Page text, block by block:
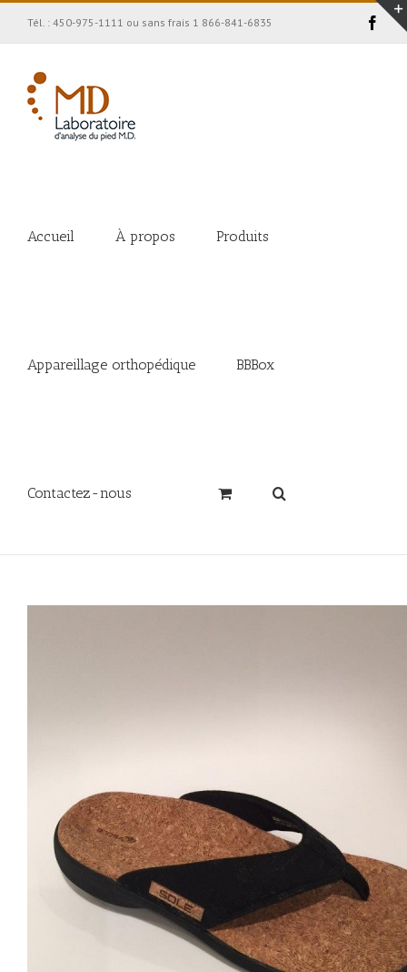
Tél. : 450-975-1111 ou sans frais 1 866-841-6835
Accueil À propos Produits
Appareillage orthopédique BBBox
Contactez-nous